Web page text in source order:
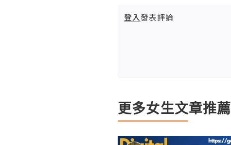
登入發表評論
更多女生文章推薦